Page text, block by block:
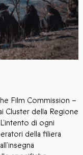
Film Commission –
Cluster della Regione
di ogni
della filiera